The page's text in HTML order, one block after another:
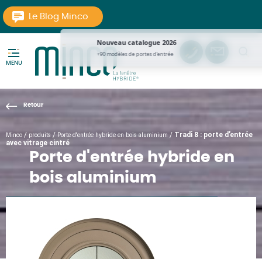
Aller au texte
Aller au menu
Le Blog Minco
MENU
tel
Passer
contenu
Menu principal
Minco / produits / Porte d'entrée hybride en bois aluminium / Tradi 8 : porte d’entrée
avec vitrage cintré
Porte d'entrée hybride en
bois aluminium
Nouveau catalogue 2026
+90 modèles de portes d'entrée